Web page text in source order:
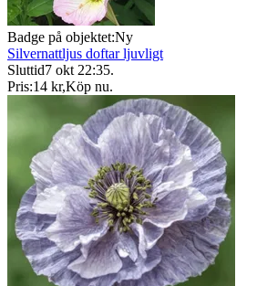
Badge på objektet:Ny
Silvernattljus doftar ljuvligt
Sluttid7 okt 22:35.
Pris:14 kr,Köp nu.